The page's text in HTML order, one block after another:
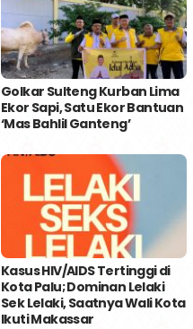
Golkar Sulteng Kurban Lima
Ekor Sapi, Satu Ekor Bantuan
‘Mas Bahlil Ganteng’
Kasus HIV/AIDS Tertinggi di
Kota Palu; Dominan Lelaki
Sek Lelaki, Saatnya Wali Kota
Ikuti Makassar